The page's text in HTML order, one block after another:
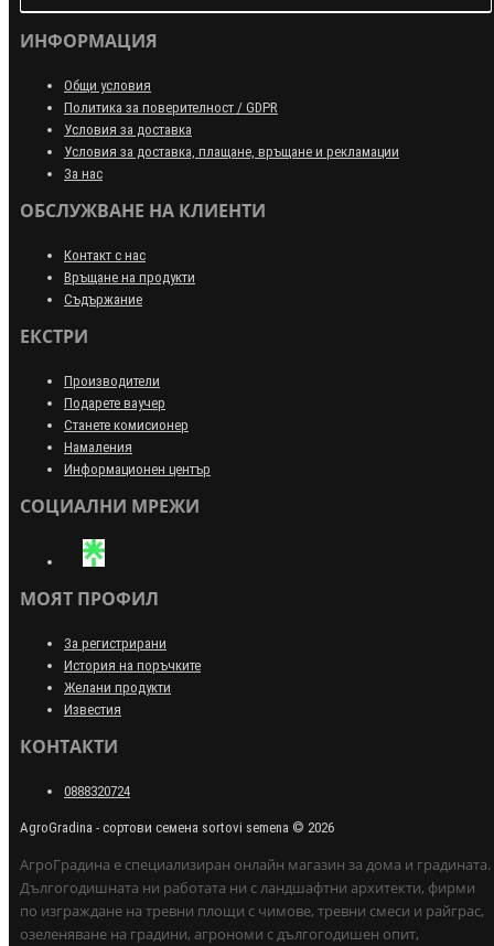
ИНФОРМАЦИЯ
Общи условия
Политика за поверителност / GDPR
Условия за доставка
Условия за доставка, плащане, връщане и рекламации
За нас
ОБСЛУЖВАНЕ НА КЛИЕНТИ
Контакт с нас
Връщане на продукти
Съдържание
ЕКСТРИ
Производители
Подарете ваучер
Станете комисионер
Намаления
Информационен център
СОЦИАЛНИ МРЕЖИ
МОЯТ ПРОФИЛ
За регистрирани
История на поръчките
Желани продукти
Известия
КОНТАКТИ
0888320724
AgroGradina - сортови семена sortovi semena © 2026
АгроГрадина е специализиран онлайн магазин за дома и градината.
Дългогодишната ни работата ни с ландшафтни архитекти, фирми
по изграждане на тревни площи с чимове, тревни смеси и райграс,
озеленяване на градини, агрономи с дългогодишен опит,